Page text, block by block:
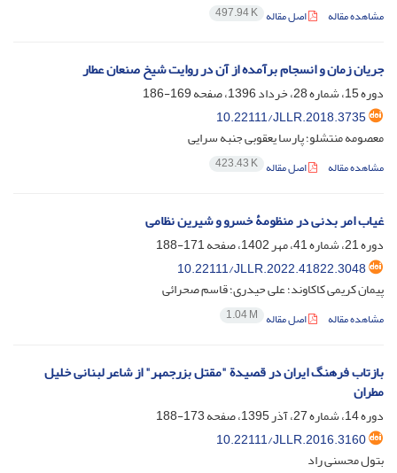
مشاهده مقاله اصل مقاله 497.94 K
جریان زمان و انسجام برآمده از آن در روایت شیخ صنعان عطار
دوره 15، شماره 28، خرداد 1396، صفحه
169-186
10.22111/JLLR.2018.3735
معصومه منتشلو؛ پارسا یعقوبی جنبه سرایی
مشاهده مقاله اصل مقاله 423.43 K
غیاب امر بدنی در منظومۀ خسرو و شیرین نظامی
دوره 21، شماره 41، مهر 1402، صفحه
171-188
10.22111/JLLR.2022.41822.3048
پیمان کریمی کاکاوند؛ علی حیدری؛ قاسم صحرائی
مشاهده مقاله اصل مقاله 1.04 M
بازتاب فرهنگ ایران در قصیدة "مقتل بزرجمهر" از شاعر لبنانی خلیل
مطران
دوره 14، شماره 27، آذر 1395، صفحه
173-188
10.22111/JLLR.2016.3160
بتول محسنی راد